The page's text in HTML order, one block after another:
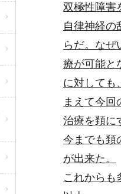
双極性障害
自律神経の
らだ。なぜ
療が可能と
に対しても
まえて今
治療を頚に
今までも頚
が出来た。
これからも